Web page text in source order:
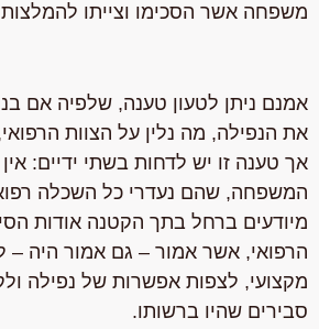
משפחה אשר הסכימו וצייתו להמלצות
אמנם ניתן לטעון טענה, שלפיה אם
את הנפילה, מה נלין על הצוות
אך טענה זו יש לדחות בשתי ידיים: אין
המשפחה, שהם נעדרי כל השכלה
מיודעים ברחל בתך הקטנה אודות
הרפואי, אשר אמור – גם אמור היה –
מקצועי, לצפות אפשרות של נפילה
סבירים שהיו ברשותו.